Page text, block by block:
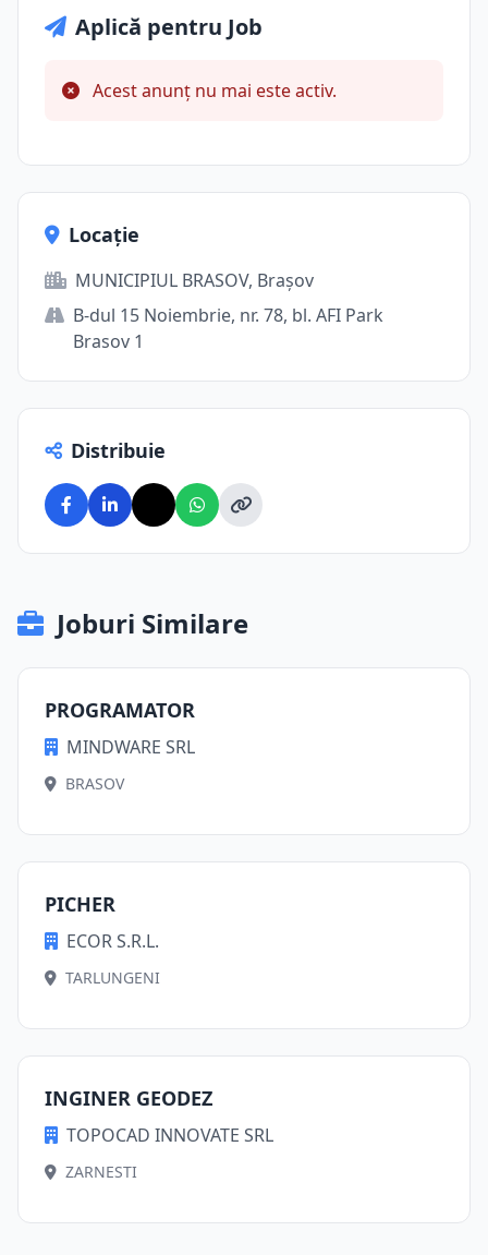
Aplică pentru Job
Acest anunț nu mai este activ.
Locație
MUNICIPIUL BRASOV, Brașov
B-dul 15 Noiembrie, nr. 78, bl. AFI Park
Brasov 1
Distribuie
Joburi Similare
PROGRAMATOR
MINDWARE SRL
BRASOV
PICHER
ECOR S.R.L.
TARLUNGENI
INGINER GEODEZ
TOPOCAD INNOVATE SRL
ZARNESTI